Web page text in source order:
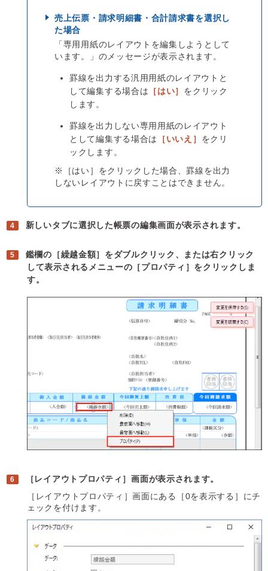
売上伝票・請求明細書・合計請求書を選択し
た場合
「専用用紙のレイアウトを編集しようとして
います。」のメッセージが表示されます。
罫線を出力する汎用用紙のレイアウトと
して編集する場合は ［はい］ をクリック
します。
罫線を出力しない専用用紙のレイアウト
として編集する場合は
［いいえ］ をクリ
ックします。
※［はい］をクリックした場合、罫線を出力
しないレイアウトに戻すことはできません。
新しいタブに選択した帳票の編集画面が表示されます。
鑑欄の［繰越金額］をダブルクリック、または右クリック
して表示されるメニューの［プロパティ］をクリックしま
す。
［レイアウトプロパティ］画面が表示されます。
［レイアウトプロパティ］画面にある［0を表示する］にチ
ェックを付けます。